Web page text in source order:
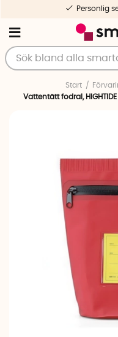
Personlig
Start
Vattentätt fodral, HIGHTIDE